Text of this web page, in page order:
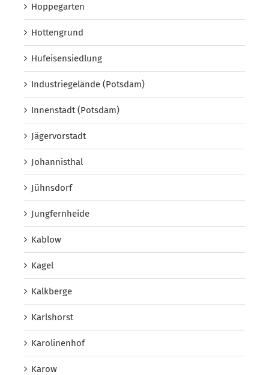
Hoppegarten
Hottengrund
Hufeisensiedlung
Industriegelände (Potsdam)
Innenstadt (Potsdam)
Jägervorstadt
Johannisthal
Jühnsdorf
Jungfernheide
Kablow
Kagel
Kalkberge
Karlshorst
Karolinenhof
Karow